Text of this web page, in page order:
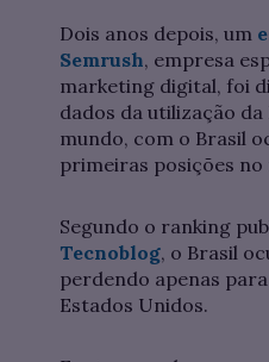
Dois anos depois, um
Semrush, empresa
marketing digital, foi
dados da utilização
mundo, com o Brasil
primeiras posições no
Segundo o ranking
Tecnoblog, o Brasil
perdendo apenas
Estados Unidos.